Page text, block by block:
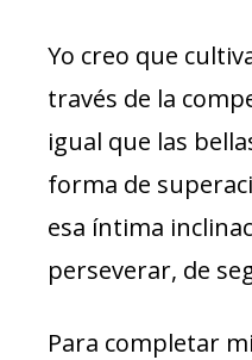
Yo creo que
través de la
igual que las
forma de
esa íntima
perseverar, de
Para completar